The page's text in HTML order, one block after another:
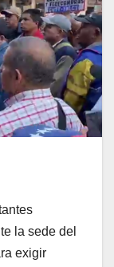
la sede del
exigir